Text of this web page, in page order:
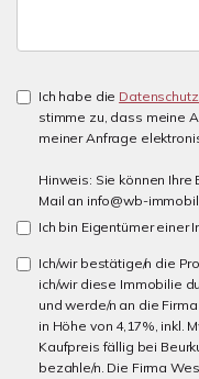
Ich habe die
stimme zu, dass meine
meiner Anfrage
Hinweis: Sie können
Mail an info@wb-
Ich bin Eigentümer einer
Ich/wir bestätige/n die
ich/wir diese Immobilie
und werde/n an die
in Höhe von 4,17%, inkl.
Kaufpreis fällig bei
bezahle/n. Die Firma